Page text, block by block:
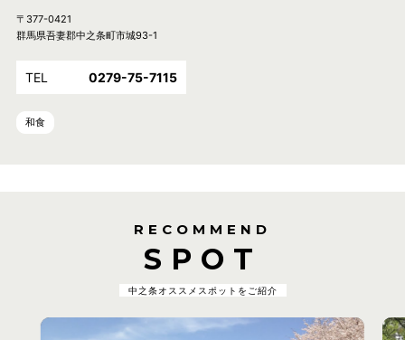
〒377-0421
群馬県吾妻郡中之条町市城93-1
TEL 0279-75-7115
和食
RECOMMEND
SPOT
中之条オススメスポットをご紹介